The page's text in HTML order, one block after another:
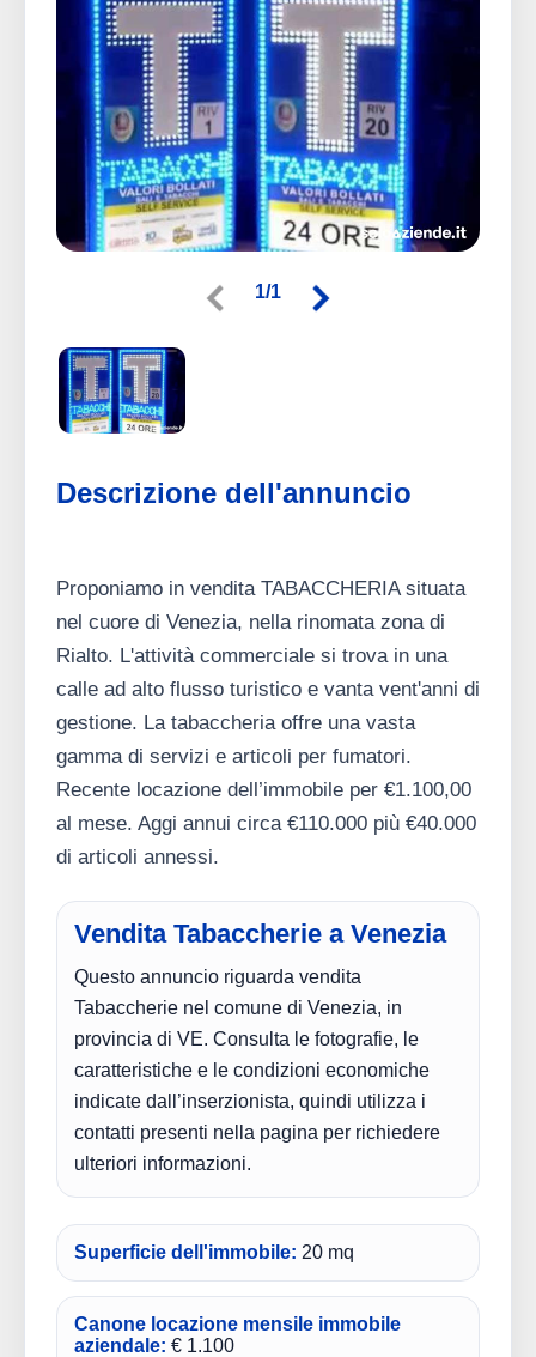
1/1
Descrizione dell'annuncio
Proponiamo in vendita TABACCHERIA situata
nel cuore di Venezia, nella rinomata zona di
Rialto. L'attività commerciale si trova in una
calle ad alto flusso turistico e vanta vent'anni di
gestione. La tabaccheria offre una vasta
gamma di servizi e articoli per fumatori.
Recente locazione dell’immobile per €1.100,00
al mese. Aggi annui circa €110.000 più €40.000
di articoli annessi.
Vendita Tabaccherie a Venezia
Questo annuncio riguarda vendita
Tabaccherie nel comune di Venezia, in
provincia di VE. Consulta le fotografie, le
caratteristiche e le condizioni economiche
indicate dall’inserzionista, quindi utilizza i
contatti presenti nella pagina per richiedere
ulteriori informazioni.
Superficie dell'immobile: 20 mq
Canone locazione mensile immobile
aziendale: € 1.100